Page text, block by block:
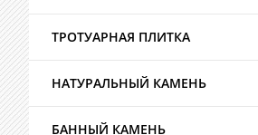
ТРОТУАРНАЯ ПЛИТКА
НАТУРАЛЬНЫЙ КАМЕНЬ
БАННЫЙ КАМЕНЬ